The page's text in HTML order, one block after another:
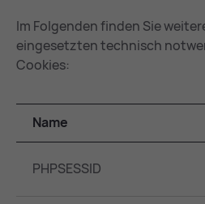
Im Folgenden finden Sie
eingesetzten technisch
Cookies:
Name
PHPSESSID